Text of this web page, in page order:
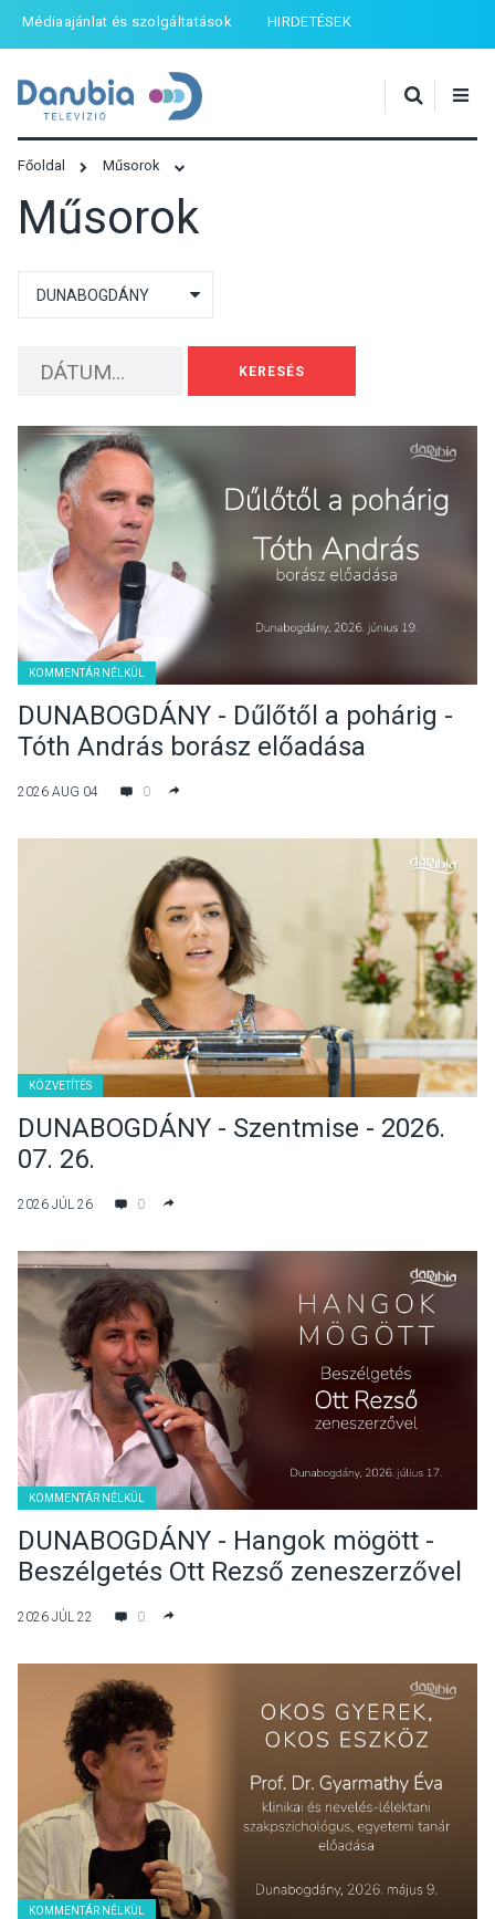
Médiaajánlat és szolgáltatások HIRDETÉSEK
Főoldal Műsorok
Műsorok
KERESÉS
KOMMENTÁR NÉLKÜL
DUNABOGDÁNY - Dűlőtől a pohárig -
Tóth András borász előadása
2026 AUG 04 0
KÖZVETÍTÉS
DUNABOGDÁNY - Szentmise - 2026.
07. 26.
2026 JÚL 26 0
KOMMENTÁR NÉLKÜL
DUNABOGDÁNY - Hangok mögött -
Beszélgetés Ott Rezső zeneszerzővel
2026 JÚL 22 0
KOMMENTÁR NÉLKÜL